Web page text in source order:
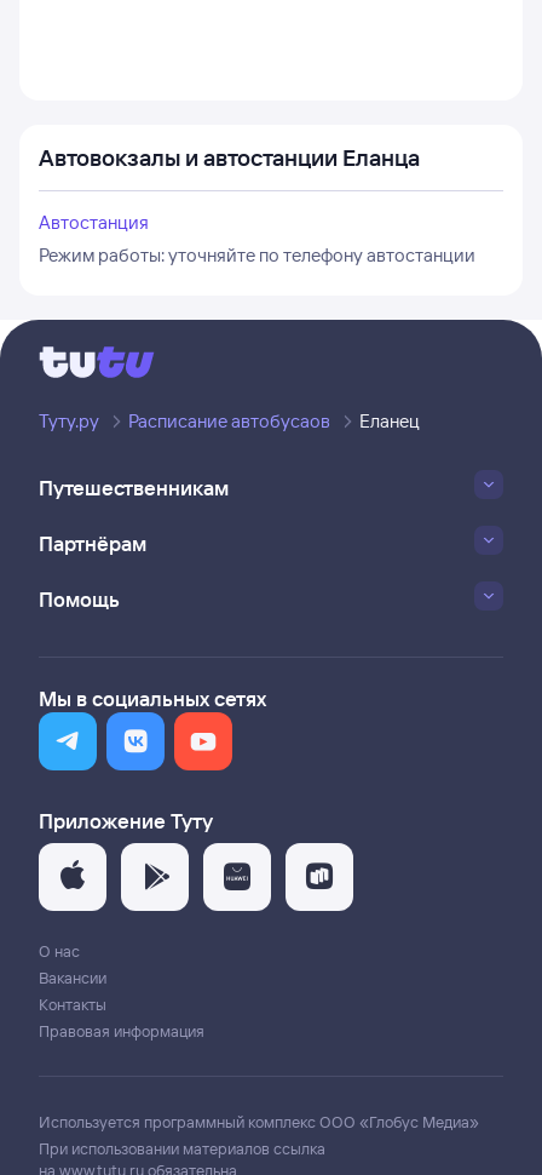
Автовокзалы и автостанции Еланца
Автостанция
Режим работы:уточняйте по телефону автостанции
Туту.ру Расписание автобусаов Еланец
Путешественникам
Партнёрам
Помощь
Мы в социальных сетях
Приложение Туту
О нас
Вакансии
Контакты
Правовая информация
Используется программный комплексООО «Глобус Медиа»
При использовании материалов ссылка
на www.tutu.ruобязательна